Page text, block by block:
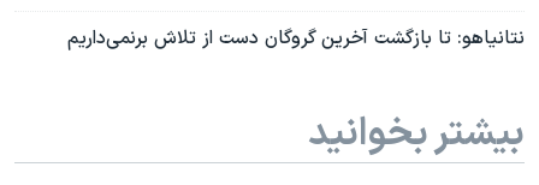
نتانیاهو: تا بازگشت آخرین گروگان‌ دست از تلاش برنمی‌داریم
بیشتر بخوانید